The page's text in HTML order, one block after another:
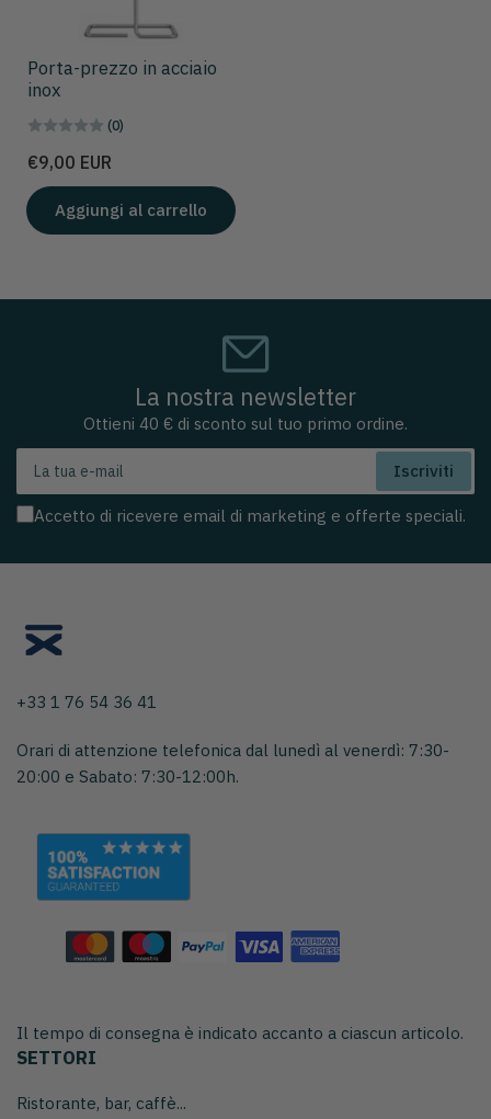
Porta-prezzo in acciaio
inox
(0)
Prezzo
€9,00 EUR
Aggiungi al carrello
La nostra newsletter
Ottieni 40 € di sconto sul tuo primo ordine.
tua
e-
mail
Iscriviti
Accetto di ricevere email di marketing e offerte speciali.
+33 1 76 54 36 41
Orari di attenzione telefonica dal lunedì al venerdì: 7:30-
20:00 e Sabato: 7:30-12:00h.
Il tempo di consegna è indicato accanto a ciascun articolo.
SETTORI
Ristorante, bar, caffè...